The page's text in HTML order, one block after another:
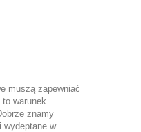
muszą zapewniać
warunek
znamy
wydeptane w